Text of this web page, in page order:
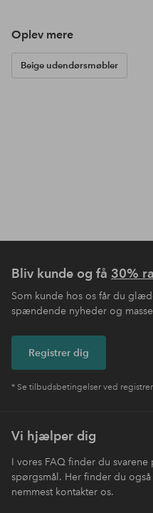
Oplev mere
Beige udendørsmøbler
Bliv kunde og få 30%
Som kunde hos os får du
spændende nyheder og
Registrer dig
* Se tilbudsbetingelser ved
Vi hjælper dig
I vores FAQ finder du
spørgsmål. Her finder du
nemmest kontakter os.